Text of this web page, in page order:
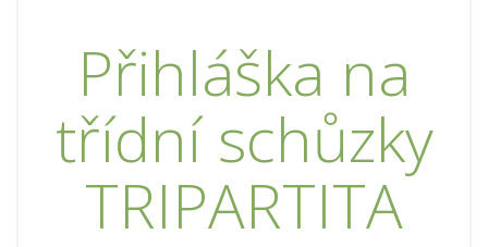
Přihláška na
třídní schůzky
TRIPARTITA